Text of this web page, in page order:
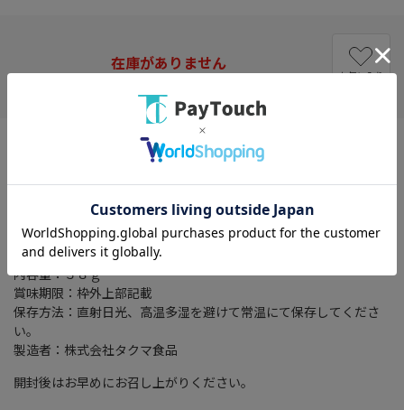
在庫がありません
お気に入り
特徴：素材の旨味が凝縮されたしいたけの天ぷらのスナック
粉、小麦粉、ぶどう糖、食塩、砂糖、醤油、こしょう）、にんに
く粉末、唐辛子／調味料（アミノ酸等）、乳化剤、膨張剤、増粘
剤（グァーガム）、（一部に小麦・大豆・豚肉を含む）
内容量：３８ｇ
賞味期限：枠外上部記載
保存方法：直射日光、高温多湿を避けて常温にて保存してくださ
い。
製造者：株式会社タクマ食品
開封後はお早めにお召し上がりください。